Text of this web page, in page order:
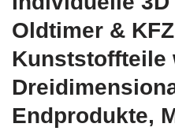
Oldtimer &
Kunststoffteile
Endprodukte,